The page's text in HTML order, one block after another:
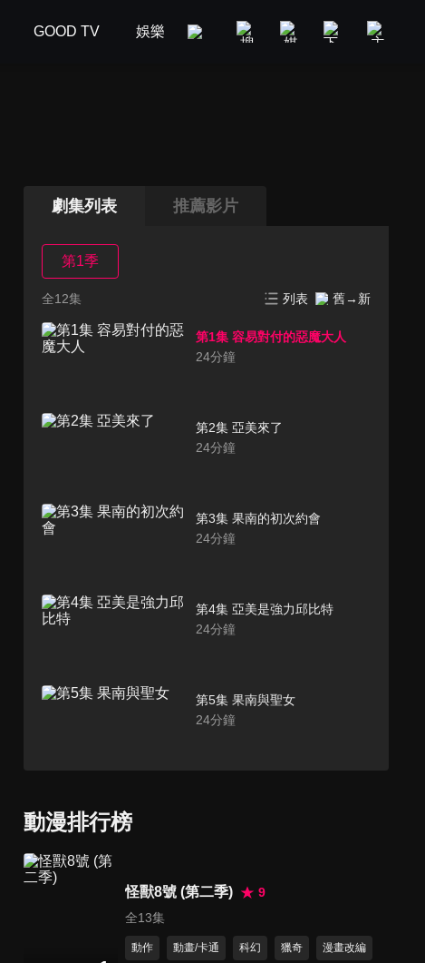
GOOD TV 娛樂 美食旅遊 新聞政論
劇集列表 推薦影片
第1季
全12集 列表 舊→新
第1集 容易對付的惡魔大人
24分鐘
第2集 亞美來了
24分鐘
第3集 果南的初次約會
24分鐘
第4集 亞美是強力邱比特
24分鐘
第5集 果南與聖女
24分鐘
第7集 果南的暑假
24分鐘
動漫排行榜
怪獸8號 (第二季)
9
全13集
動作 動畫/卡通 科幻 獵奇 漫畫改編